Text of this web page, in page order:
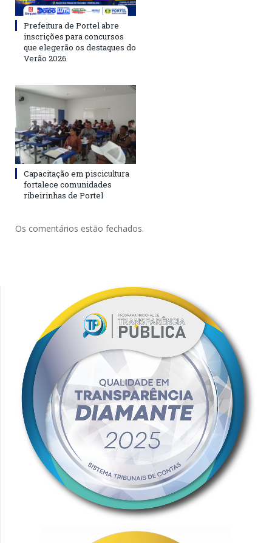
Prefeitura de Portel abre
inscrições para concursos
que elegerão os destaques do
Verão 2026
Capacitação em piscicultura
fortalece comunidades
ribeirinhas de Portel
Os comentários estão fechados.